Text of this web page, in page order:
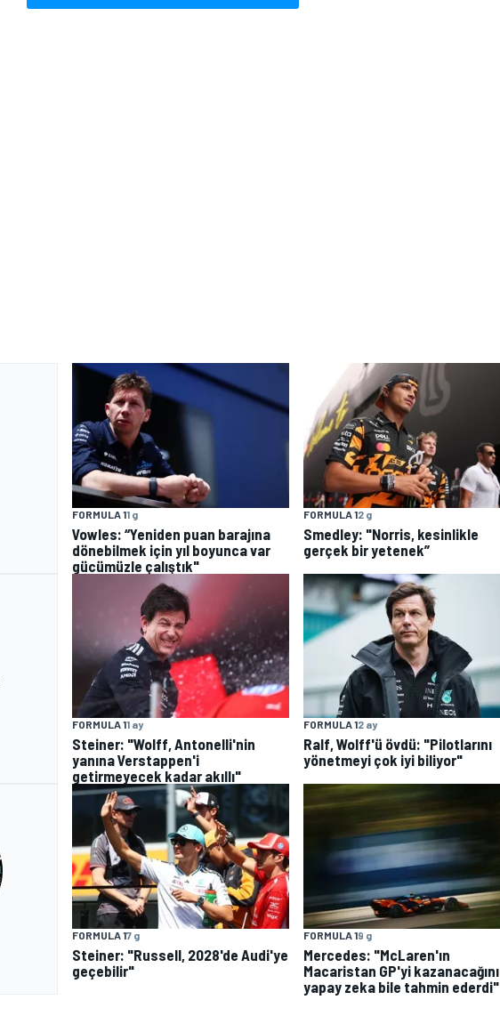
FORMULA 11 g
Vowles: “Yeniden puan barajına
dönebilmek için yıl boyunca var
gücümüzle çalıştık"
FORMULA 12 g
Smedley: "Norris, kesinlikle
gerçek bir yetenek”
FORMULA 11 ay
Steiner: "Wolff, Antonelli'nin
yanına Verstappen'i
getirmeyecek kadar akıllı"
FORMULA 12 ay
Ralf, Wolff'ü övdü: "Pilotlarını
yönetmeyi çok iyi biliyor"
FORMULA 17 g
Steiner: "Russell, 2028'de Audi'ye
geçebilir"
FORMULA 19 g
Mercedes: "McLaren'ın
Macaristan GP'yi kazanacağını
yapay zeka bile tahmin ederdi"